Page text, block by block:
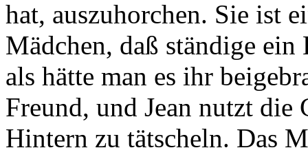
hat, auszuhorchen. Sie ist
Mädchen, daß ständige
als hätte man es ihr
Freund, und Jean nutzt die
Hintern zu tätscheln. Das